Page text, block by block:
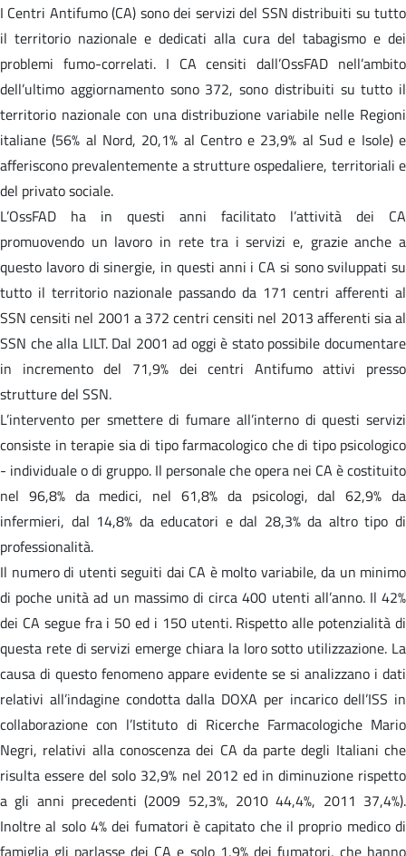
I Centri Antifumo (CA) sono dei servizi del SSN distribuiti su tutto
il territorio nazionale e dedicati alla cura del tabagismo e dei
problemi fumo-correlati. I CA censiti dall’OssFAD nell’ambito
dell’ultimo aggiornamento sono 372, sono distribuiti su tutto il
territorio nazionale con una distribuzione variabile nelle Regioni
italiane (56% al Nord, 20,1% al Centro e 23,9% al Sud e Isole) e
afferiscono prevalentemente a strutture ospedaliere, territoriali e
del privato sociale.
L’OssFAD ha in questi anni facilitato l’attività dei CA
promuovendo un lavoro in rete tra i servizi e, grazie anche a
questo lavoro di sinergie, in questi anni i CA si sono sviluppati su
tutto il territorio nazionale passando da 171 centri afferenti al
SSN censiti nel 2001 a 372 centri censiti nel 2013 afferenti sia al
SSN che alla LILT. Dal 2001 ad oggi è stato possibile documentare
in incremento del 71,9% dei centri Antifumo attivi presso
strutture del SSN.
L’intervento per smettere di fumare all’interno di questi servizi
consiste in terapie sia di tipo farmacologico che di tipo psicologico
- individuale o di gruppo. Il personale che opera nei CA è costituito
nel 96,8% da medici, nel 61,8% da psicologi, dal 62,9% da
infermieri, dal 14,8% da educatori e dal 28,3% da altro tipo di
professionalità.
Il numero di utenti seguiti dai CA è molto variabile, da un minimo
di poche unità ad un massimo di circa 400 utenti all’anno. Il 42%
dei CA segue fra i 50 ed i 150 utenti. Rispetto alle potenzialità di
questa rete di servizi emerge chiara la loro sotto utilizzazione. La
causa di questo fenomeno appare evidente se si analizzano i dati
relativi all’indagine condotta dalla DOXA per incarico dell’ISS in
collaborazione con l’Istituto di Ricerche Farmacologiche Mario
Negri, relativi alla conoscenza dei CA da parte degli Italiani che
risulta essere del solo 32,9% nel 2012 ed in diminuzione rispetto
a gli anni precedenti (2009 52,3%, 2010 44,4%, 2011 37,4%).
Inoltre al solo 4% dei fumatori è capitato che il proprio medico di
famiglia gli parlasse dei CA e solo 1,9% dei fumatori, che hanno